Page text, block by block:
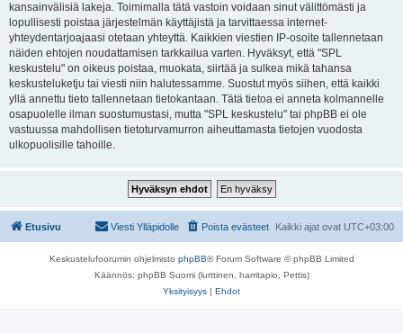
kansainvälisiä lakeja. Toimimalla tätä vastoin voidaan sinut välittömästi ja
lopullisesti poistaa järjestelmän käyttäjistä ja tarvittaessa internet-
yhteydentarjoajaasi otetaan yhteyttä. Kaikkien viestien IP-osoite tallennetaan
näiden ehtojen noudattamisen tarkkailua varten. Hyväksyt, että "SPL
keskustelu" on oikeus poistaa, muokata, siirtää ja sulkea mikä tahansa
keskusteluketju tai viesti niin halutessamme. Suostut myös siihen, että kaikki
yllä annettu tieto tallennetaan tietokantaan. Tätä tietoa ei anneta kolmannelle
osapuolelle ilman suostumustasi, mutta "SPL keskustelu" tai phpBB ei ole
vastuussa mahdollisen tietoturvamurron aiheuttamasta tietojen vuodosta
ulkopuolisille tahoille.
Etusivu Kaikki ajat ovat UTC+03:00
Poista evästeet
Viesti Ylläpidolle
Keskustelufoorumin ohjelmisto phpBB® Forum Software © phpBB Limited
Käännös: phpBB Suomi (lurttinen, harritapio, Pettis)
Yksityisyys | Ehdot